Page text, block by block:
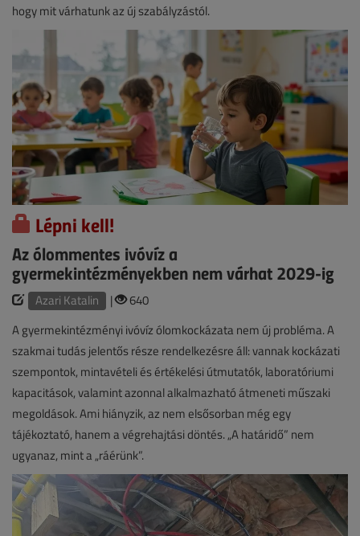
hogy mit várhatunk az új szabályzástól.
Lépni kell!
Az ólommentes ivóvíz a
gyermekintézményekben nem várhat 2029-ig
Azari Katalin |
640
A gyermekintézményi ivóvíz ólomkockázata nem új probléma. A
szakmai tudás jelentős része rendelkezésre áll: vannak kockázati
szempontok, mintavételi és értékelési útmutatók, laboratóriumi
kapacitások, valamint azonnal alkalmazható átmeneti műszaki
megoldások. Ami hiányzik, az nem elsősorban még egy
tájékoztató, hanem a végrehajtási döntés. „A határidő” nem
ugyanaz, mint a „ráérünk”.